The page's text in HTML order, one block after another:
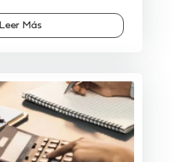
Leer Más